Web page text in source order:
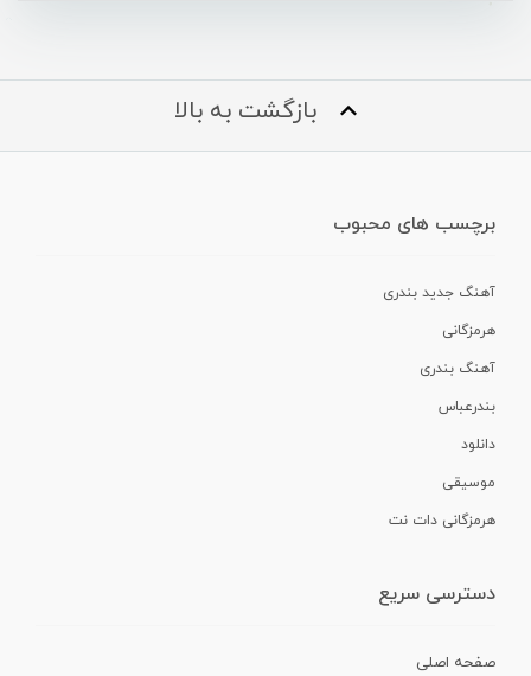
بازگشت به بالا
برچسب های محبوب
آهنگ جدید بندری
هرمزگانی
آهنگ بندری
بندرعباس
دانلود
موسیقی
هرمزگانی دات نت
دسترسی سریع
صفحه اصلی